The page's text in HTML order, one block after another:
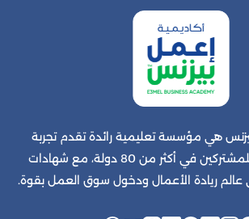
هي مؤسسة تعليمية رائدة تقدم تجربة
تدريبية متكاملة للمشتركين في أكثر من 80 دولة، مع شهادات
عالم ريادة الأعمال ودخول سوق العمل بقوة.